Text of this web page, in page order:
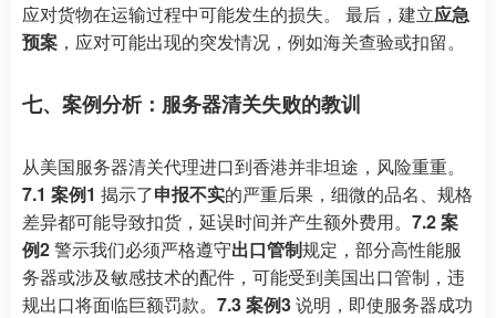
应对货物在运输过程中可能发生的损失。 最后，建立应急
预案 ，应对可能出现的突发情况，例如海关查验或扣留。
七、案例分析：服务器清关失败的教训
从美国服务器清关代理进口到香港并非坦途，风险重重。
7.1 案例1 揭示了申报不实的严重后果，细微的品名、规格
差异都可能导致扣货，延误时间并产生额外费用。 7.2 案
例2警示我们必须严格遵守出口管制规定，部分高性能服
务器或涉及敏感技术的配件，可能受到美国出口管制，违
规出口将面临巨额罚款。 7.3 案例3说明，即使服务器成功